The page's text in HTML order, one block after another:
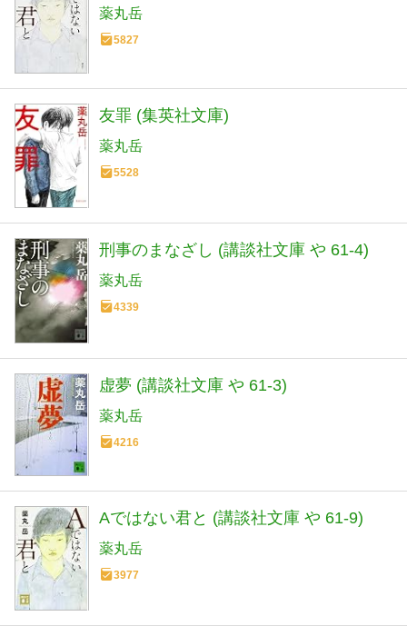
薬丸岳
5827
友罪 (集英社文庫)
薬丸岳
5528
刑事のまなざし (講談社文庫 や 61-4)
薬丸岳
4339
虚夢 (講談社文庫 や 61-3)
薬丸岳
4216
Aではない君と (講談社文庫 や 61-9)
薬丸岳
3977